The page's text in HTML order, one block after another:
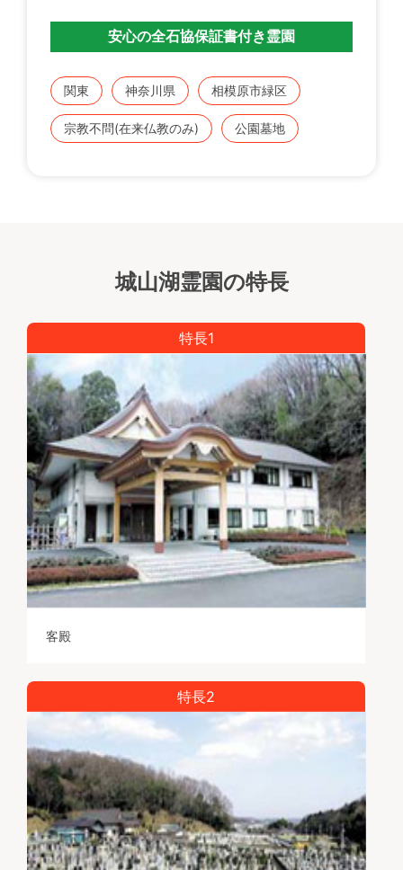
安心の全石協保証書付き霊園
関東 神奈川県 相模原市緑区
宗教不問(在来仏教のみ) 公園墓地
城山湖霊園の特長
特長1
客殿
特長2